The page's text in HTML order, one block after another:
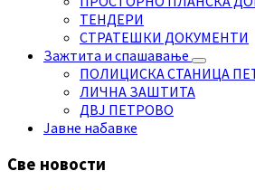
ТЕНДЕРИ
СТРАТЕШКИ ДОКУМЕНТИ
Зажтита и спашавање
ПОЛИЦИСКА СТАНИЦА
ЛИЧНА ЗАШТИТА
ДВЈ ПЕТРОВО
Јавне набавке
Све новости